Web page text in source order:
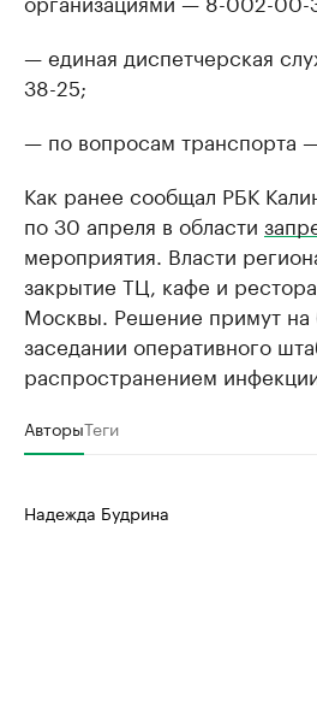
— единая диспетчерская
38-25;
— по вопросам транспорта
Как ранее сообщал РБК
по 30 апреля в области
мероприятия. Власти
закрытие ТЦ, кафе и
Москвы. Решение примут
заседании оперативного
распространением
АвторыТеги
Надежда Будрина